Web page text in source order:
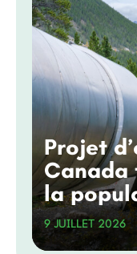
Projet
Canada
la
9 JUILLET 2026